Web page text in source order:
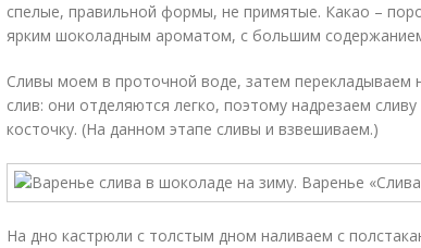
спелые, правильной формы, не примятые. Какао –
ярким шоколадным ароматом, с большим
Сливы моем в проточной воде, затем перекладываем
слив: они отделяются легко, поэтому надрезаем
косточку. (На данном этапе сливы и взвешиваем.)
На дно кастрюли с толстым дном наливаем с